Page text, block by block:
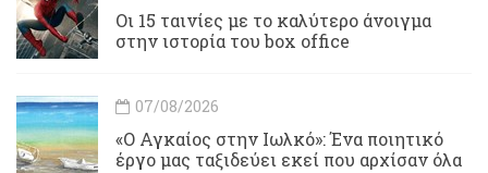
Οι 15 ταινίες με το καλύτερο άνοιγμα
στην ιστορία του box office
07/08/2026
«Ο Αγκαίος στην Ιωλκό»: Ένα ποιητικό
έργο μας ταξιδεύει εκεί που αρχίσαν όλα